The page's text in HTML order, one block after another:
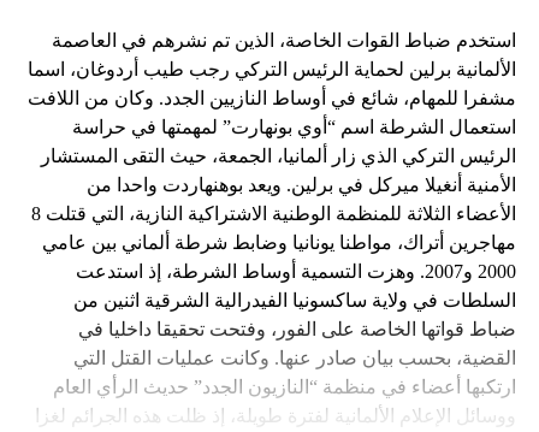
استخدم ضباط القوات الخاصة، الذين تم نشرهم في العاصمة
الألمانية برلين لحماية الرئيس التركي رجب طيب أردوغان، اسما
مشفرا للمهام، شائع في أوساط النازيين الجدد. وكان من اللافت
استعمال الشرطة اسم “أوي بونهارت” لمهمتها في حراسة
الرئيس التركي الذي زار ألمانيا، الجمعة، حيث التقى المستشار
الأمنية أنغيلا ميركل في برلين. ويعد بوهنهاردت واحدا من
الأعضاء الثلاثة للمنظمة الوطنية الاشتراكية النازية، التي قتلت 8
مهاجرين أتراك، مواطنا يونانيا وضابط شرطة ألماني بين عامي
2000 و2007. وهزت التسمية أوساط الشرطة، إذ استدعت
السلطات في ولاية ساكسونيا الفيدرالية الشرقية اثنين من
ضباط قواتها الخاصة على الفور، وفتحت تحقيقا داخليا في
القضية، بحسب بيان صادر عنها. وكانت عمليات القتل التي
ارتكبها أعضاء في منظمة “النازيون الجدد” حديث الرأي العام
ووسائل الإعلام الألمانية لفترة طويلة، إذ ظلت هذه الجرائم لغزا